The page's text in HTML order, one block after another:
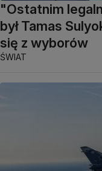
"Ostatnim
był Tamas
się z wyborów
ŚWIAT